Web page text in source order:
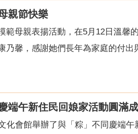
親節快樂
範母親表揚活動，在5月12日溫馨
乃馨，感謝她們長年為家庭的付
端午新住民回娘家活動圓滿
化會館舉辦了與「粽」不同慶端